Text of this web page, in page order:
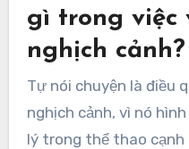
gì trong việc
nghịch cảnh?
Tự nói chuyện là điều
nghịch cảnh, vì nó
lý trong thể thao